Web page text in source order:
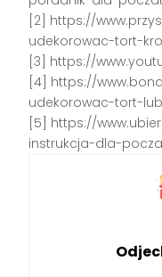
[2] https://
udekorowac-tort-
[3] https://
[4] https://
udekorowac-tort-
[5] https://
instrukcja-dla-